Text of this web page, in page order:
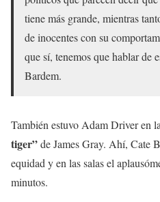
tiene más grande, mientras
de inocentes con su
que sí, tenemos que hablar de
Bardem.
También estuvo Adam Driver en
tiger”de James Gray. Ahí, Cate
equidad y en las salas el
minutos.